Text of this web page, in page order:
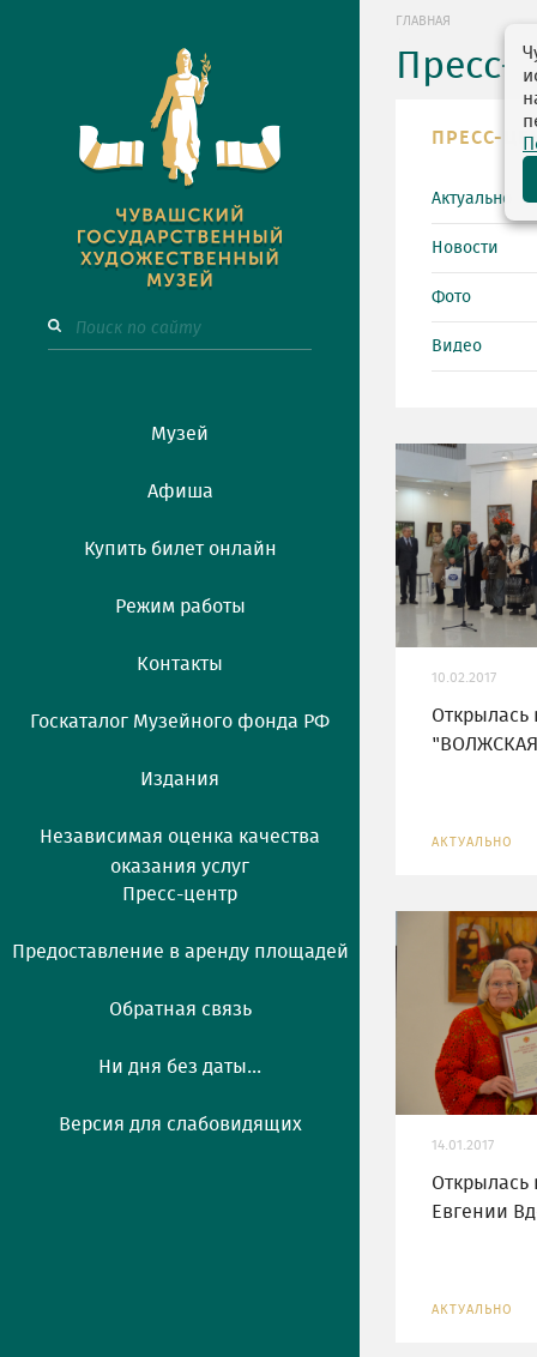
Музей
Афиша
Купить билет онлайн
Режим работы
Контакты
Госкаталог Музейного фонда РФ
Издания
Независимая оценка качества
оказания услуг
Пресс-центр
Предоставление в аренду площадей
Обратная связь
Ни дня без даты...
Версия для слабовидящих
ГЛАВНАЯ
Пресс-
ПРЕСС-
Актуально
Новости
Фото
Видео
10.02.2017
Открылась
АКТУАЛЬНО
14.01.2017
Открылась
Евгении
АКТУАЛЬНО